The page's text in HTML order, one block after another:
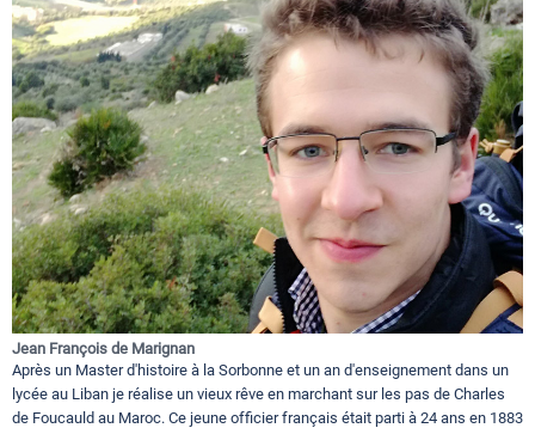
Jean François de Marignan
Après un Master d'histoire à la Sorbonne et un an d'enseignement dans un
lycée au Liban je réalise un vieux rêve en marchant sur les pas de Charles
de Foucauld au Maroc. Ce jeune officier français était parti à 24 ans en 1883